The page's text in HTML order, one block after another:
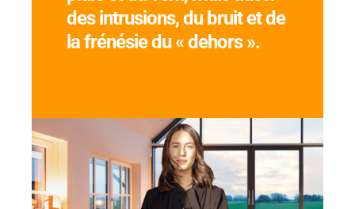
des intrusions, du bruit et de
la frénésie du « dehors ».